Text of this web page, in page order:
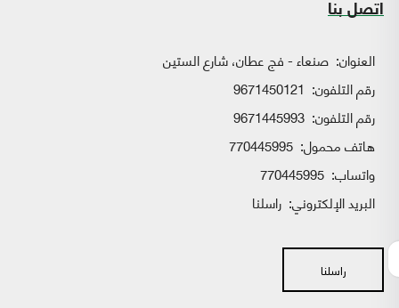
اتصل بنا
العنوان: صنعاء - فج عطان، شارع الستين
رقم التلفون: 9671450121
رقم التلفون: 9671445993
هاتف محمول: 770445995
واتساب:
البريد الإلكتروني: راسلنا
راسلنا